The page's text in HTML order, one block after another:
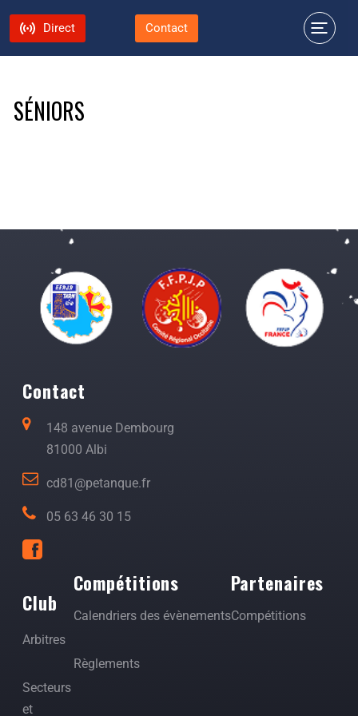
Direct Contact
SÉNIORS
Contact
148 avenue Dembourg
81000 Albi
cd81@petanque.fr
05 63 46 30 15
Club
Arbitres
Secteurs
et
Compétitions
Calendriers des évènements
Règlements
Partenaires
Compétitions